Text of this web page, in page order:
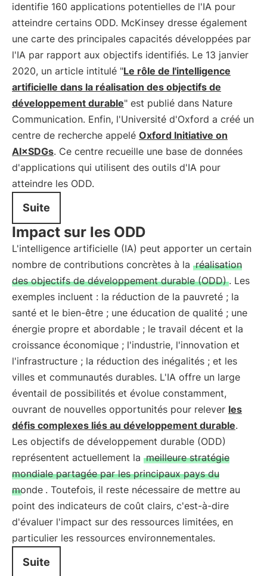
identifie 160 applications potentielles de l'IA pour
atteindre certains ODD. McKinsey dresse également
une carte des principales capacités développées par
l'IA par rapport aux objectifs identifiés. Le 13 janvier
2020, un article intitulé "Le rôle de l'intelligence
artificielle dans la réalisation des objectifs de
développement durable" est publié dans Nature
Communication. Enfin, l'Université d'Oxford a créé un
centre de recherche appelé Oxford Initiative on
AI×SDGs. Ce centre recueille une base de données
d'applications qui utilisent des outils d'IA pour
atteindre les ODD.
Suite
Impact sur les ODD
L'intelligence artificielle (IA) peut apporter un certain
nombre de contributions concrètes à la réalisation
des objectifs de développement durable (ODD) . Les
exemples incluent : la réduction de la pauvreté ; la
santé et le bien-être ; une éducation de qualité ; une
énergie propre et abordable ; le travail décent et la
croissance économique ; l'industrie, l'innovation et
l'infrastructure ; la réduction des inégalités ; et les
villes et communautés durables. L'IA offre un large
éventail de possibilités et évolue constamment,
ouvrant de nouvelles opportunités pour relever les
défis complexes liés au développement durable.
Les objectifs de développement durable (ODD)
représentent actuellement la meilleure stratégie
mondiale partagée par les principaux pays du
monde . Toutefois, il reste nécessaire de mettre au
point des indicateurs de coût clairs, c'est-à-dire
d'évaluer l'impact sur des ressources limitées, en
particulier les ressources environnementales.
Suite